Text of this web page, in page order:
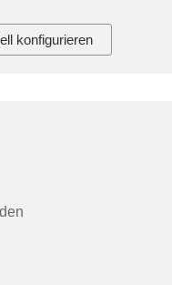
konfigurieren